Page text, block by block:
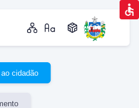
cidadão